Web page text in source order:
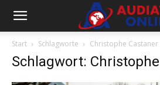
Start Schlagworte Christophe Castaner
Schlagwort: